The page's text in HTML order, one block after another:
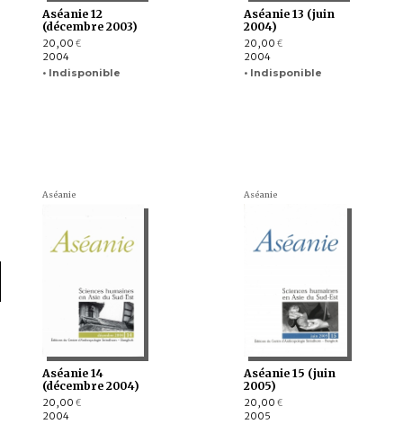
Aséanie 12
(décembre 2003)
20,00 €
2004
• Indisponible
Aséanie 13 (juin
2004)
20,00 €
2004
• Indisponible
Aséanie
Aséanie 14
(décembre 2004)
20,00 €
2004
Aséanie
Aséanie 15 (juin
2005)
20,00 €
2005